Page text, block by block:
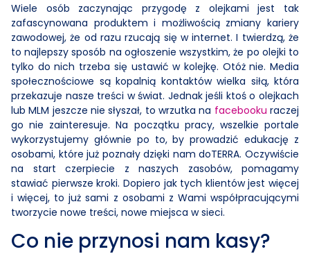
Wiele osób zaczynając przygodę z olejkami jest tak
zafascynowana produktem i możliwością zmiany kariery
zawodowej, że od razu rzucają się w internet. I twierdzą, że
to najlepszy sposób na ogłoszenie wszystkim, że po olejki to
tylko do nich trzeba się ustawić w kolejkę. Otóż nie. Media
społecznościowe są kopalnią kontaktów wielka siłą, która
przekazuje nasze treści w świat. Jednak jeśli ktoś o olejkach
lub MLM jeszcze nie słyszał, to wrzutka na facebooku raczej
go nie zainteresuje. Na początku pracy, wszelkie portale
wykorzystujemy głównie po to, by prowadzić edukację z
osobami, które już poznały dzięki nam doTERRA. Oczywiście
na start czerpiecie z naszych zasobów, pomagamy
stawiać pierwsze kroki. Dopiero jak tych klientów jest więcej
i więcej, to już sami z osobami z Wami współpracującymi
tworzycie nowe treści, nowe miejsca w sieci.
Co nie przynosi nam kasy?